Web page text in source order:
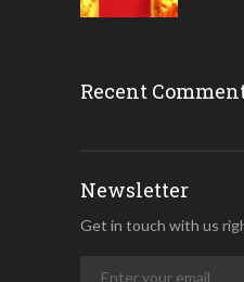
Recent
Newsletter
Get in touch with us